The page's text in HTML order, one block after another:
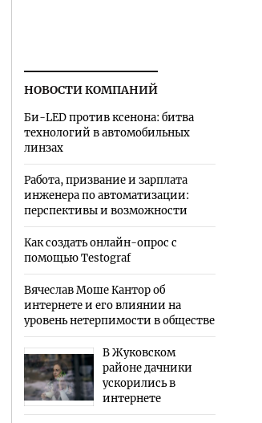
НОВОСТИ КОМПАНИЙ
Би-LED против ксенона: битва
технологий в автомобильных
линзах
Работа, призвание и зарплата
инженера по автоматизации:
перспективы и возможности
Как создать онлайн-опрос с
помощью Testograf
Вячеслав Моше Кантор об
интернете и его влиянии на
уровень нетерпимости в обществе
В Жуковском
районе дачники
ускорились в
интернете